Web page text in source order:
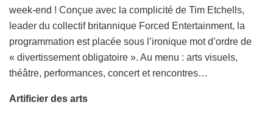
week-end ! Conçue avec la complicité de Tim Etchells,
leader du collectif britannique Forced Entertainment, la
programmation est placée sous l’ironique mot d’ordre de
« divertissement obligatoire ». Au menu : arts visuels,
théâtre, performances, concert et rencontres…
Artificier des arts